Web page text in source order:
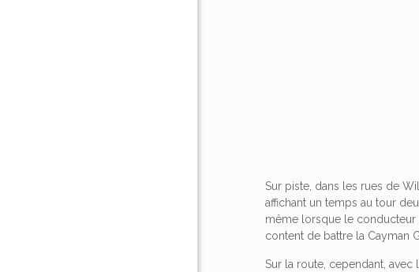
Sur piste, dans les rues de
affichant un temps au tour
même lorsque le conducteur
content de battre la Cayman
Sur la route, cependant,